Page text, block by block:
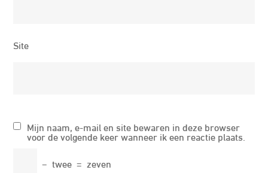
Site
Mijn naam, e-mail en site bewaren in deze browser
voor de volgende keer wanneer ik een reactie plaats.
− twee = zeven